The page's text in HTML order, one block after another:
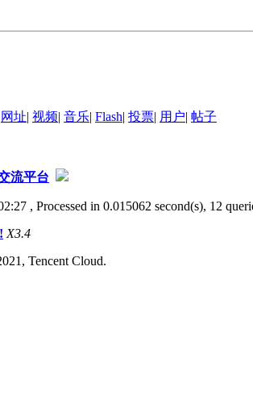
网址| 视频| 音乐| Flash| 投票| 用户| 帖子
流平台
, Processed in 0.015062 second(s), 12
X3.4
Tencent Cloud.